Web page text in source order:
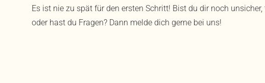
Es ist nie zu spät für den ersten Schritt! Bist du dir noch
oder hast du Fragen? Dann melde dich gerne bei uns!